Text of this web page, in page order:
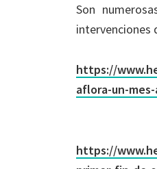
Son
intervenciones
https://
aflora-un-
https://